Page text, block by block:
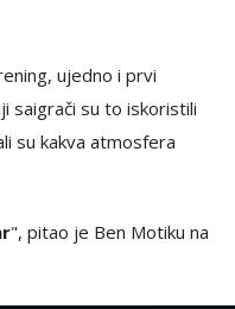
ujedno i prvi
saigrači su to iskoristili
su kakva atmosfera
", pitao je Ben Motiku na